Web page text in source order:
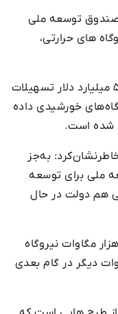
صندوق توسعه ملی
های حرارتی،
وی ادامه‌داد: همچنین مصوب شد تا ۵.۵ میلیارد دلار تسهیلات
خورشیدی داده
شده است.
به‌جز
ملی برای توسعه
هم دولت در حال
غضنفری گفت: بر این اساس، ساخت ۱۰ هزار مگاوات نیروگاه
نخست و ۱۰ هزار مگاوات دیگر در گام بعدی